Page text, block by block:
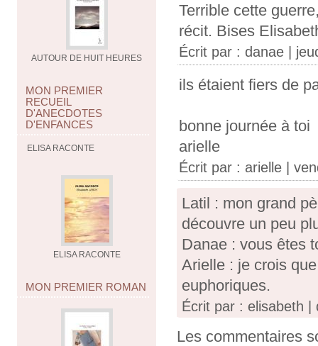
AUTOUR DE HUIT HEURES
MON PREMIER
RECUEIL
D'ANECDOTES
D'ENFANCES
ELISA RACONTE
ELISA RACONTE
MON PREMIER ROMAN
Terrible cette
récit. Bises
Écrit par : danae |
ils étaient fiers de
bonne journée à toi
arielle
Écrit par : arielle |
Latil : mon grand
découvre un peu
Danae : vous êtes
Arielle : je crois
euphoriques.
Écrit par : elisabeth |
Les commentaires